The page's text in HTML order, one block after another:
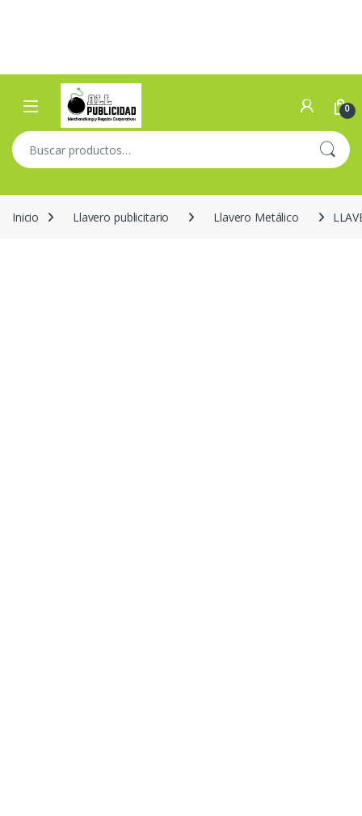
Skip to navigation
Skip to content
Open 0
Buscar por:
Inicio Llavero publicitario Llavero Metálico